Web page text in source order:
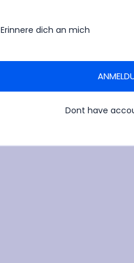
Erinnere dich an mich
Dont have